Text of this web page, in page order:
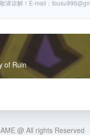
请谅解！E-mail：
of Ruin
@ All rights Reserved